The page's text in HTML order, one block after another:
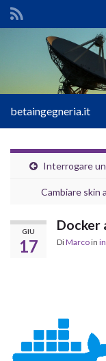
Search
betaingegneria.it
Interrogare
Cambiare skin
GIU
17
Docker
DiMarcoin